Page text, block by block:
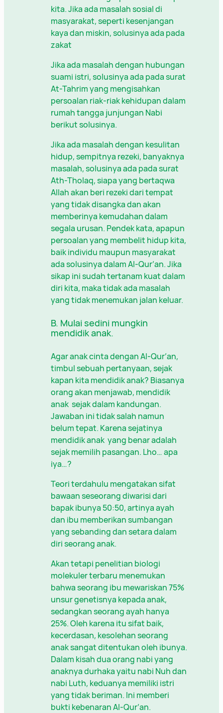
kita. Jika ada masalah sosial di
masyarakat, seperti kesenjangan
kaya dan miskin, solusinya ada pada
zakat
Jika ada masalah dengan hubungan
suami istri, solusinya ada pada surat
At-Tahrim yang mengisahkan
persoalan riak-riak kehidupan dalam
rumah tangga junjungan Nabi
berikut solusinya.
Jika ada masalah dengan kesulitan
hidup, sempitnya rezeki, banyaknya
masalah, solusinya ada pada surat
Ath-Tholaq, siapa yang bertaqwa
Allah akan beri rezeki dari tempat
yang tidak disangka dan akan
memberinya kemudahan dalam
segala urusan. Pendek kata, apapun
persoalan yang membelit hidup kita,
baik individu maupun masyarakat
ada solusinya dalam Al-Qur’an. Jika
sikap ini sudah tertanam kuat dalam
diri kita, maka tidak ada masalah
yang tidak menemukan jalan keluar.
B. Mulai sedini mungkin
mendidik anak.
Agar anak cinta dengan Al-Qur’an,
timbul sebuah pertanyaan, sejak
kapan kita mendidik anak? Biasanya
orang akan menjawab, mendidik
anak sejak dalam kandungan.
Jawaban ini tidak salah namun
belum tepat. Karena sejatinya
mendidik anak yang benar adalah
sejak memilih pasangan. Lho… apa
iya…?
Teori terdahulu mengatakan sifat
bawaan seseorang diwarisi dari
bapak ibunya 50:50, artinya ayah
dan ibu memberikan sumbangan
yang sebanding dan setara dalam
diri seorang anak.
Akan tetapi penelitian biologi
molekuler terbaru menemukan
bahwa seorang ibu mewariskan 75%
unsur genetisnya kepada anak,
sedangkan seorang ayah hanya
25%. Oleh karena itu sifat baik,
kecerdasan, kesolehan seorang
anak sangat ditentukan oleh ibunya.
Dalam kisah dua orang nabi yang
anaknya durhaka yaitu nabi Nuh dan
nabi Luth, keduanya memiliki istri
yang tidak beriman. Ini memberi
bukti kebenaran Al-Qur’an.